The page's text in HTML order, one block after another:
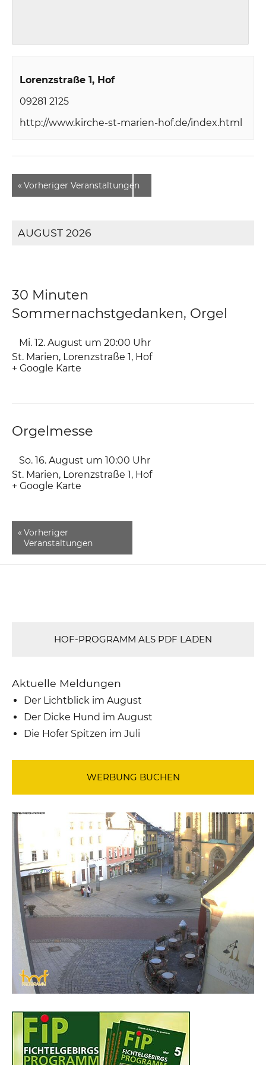
Lorenzstraße 1 Hof
09281 2125
http://www.kirche-st-marien-hof.de/index.html
« Vorheriger Veranstaltungen
AUGUST 2026
30 Minuten
Sommernachstgedanken, Orgel
Mi. 12. August um 20:00 Uhr
St. Marien, Lorenzstraße 1 Hof
+ Google Karte
Orgelmesse
So. 16. August um 10:00 Uhr
St. Marien, Lorenzstraße 1 Hof
+ Google Karte
« Vorheriger
Veranstaltungen
HOF-PROGRAMM ALS PDF LADEN
Aktuelle Meldungen
Der Lichtblick im August
Der Dicke Hund im August
Die Hofer Spitzen im Juli
WERBUNG BUCHEN